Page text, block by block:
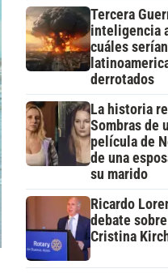
Tercera
inteligencia
cuáles
derrotados
La historia
Sombras de
película de
de una
su marido
Ricardo
debate
Cristina